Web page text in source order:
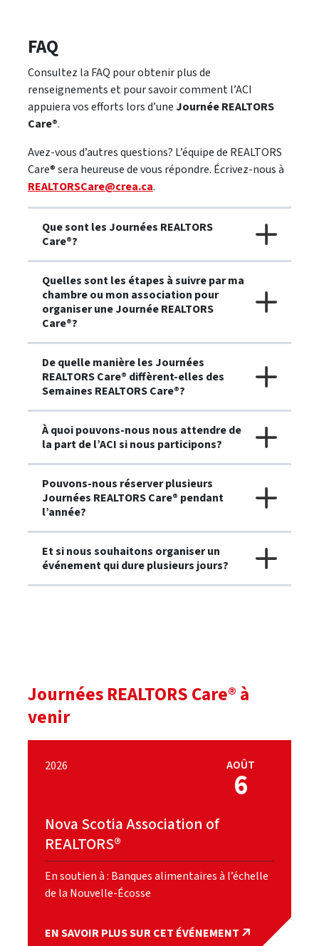
FAQ
Consultez la FAQ pour obtenir plus de
renseignements et pour savoir comment l’ACI
appuiera vos efforts lors d’une Journée REALTORS
Care®.
Avez-vous d’autres questions? L’équipe de REALTORS
Care® sera heureuse de vous répondre. Écrivez-nous à
REALTORSCare@crea.ca.
Que sont les Journées REALTORS
Care®?
Quelles sont les étapes à suivre par ma
chambre ou mon association pour
organiser une Journée REALTORS
Care®?
De quelle manière les Journées
REALTORS Care® diffèrent-elles des
Semaines REALTORS Care®?
À quoi pouvons-nous nous attendre de
la part de l’ACI si nous participons?
Pouvons-nous réserver plusieurs
Journées REALTORS Care® pendant
l’année?
Et si nous souhaitons organiser un
événement qui dure plusieurs jours?
Journées REALTORS Care® à
venir
AOÛT
6
2026
Nova Scotia Association of
REALTORS®
En soutien à : Banques alimentaires à l’échelle
de la Nouvelle-Écosse
EN SAVOIR PLUS SUR CET ÉVÉNEMENT